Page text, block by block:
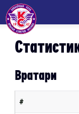
Вратари
#